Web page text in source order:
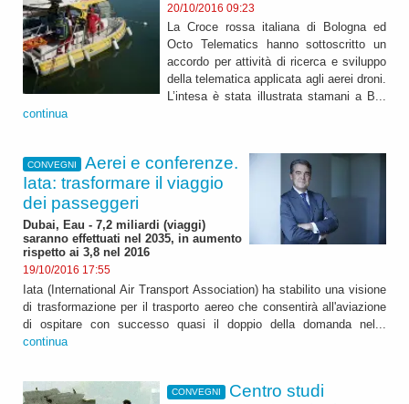
20/10/2016 09:23
La Croce rossa italiana di Bologna ed
Octo Telematics hanno sottoscritto un
accordo per attività di ricerca e sviluppo
della telematica applicata agli aerei droni.
L’intesa è stata illustrata stamani a B...
continua
CONVEGNI
Aerei e conferenze.
Iata: trasformare il viaggio
dei passeggeri
Dubai, Eau - 7,2 miliardi (viaggi)
saranno effettuati nel 2035, in aumento
rispetto ai 3,8 nel 2016
19/10/2016 17:55
Iata (International Air Transport Association) ha stabilito una visione
di trasformazione per il trasporto aereo che consentirà all'aviazione
di ospitare con successo quasi il doppio della domanda nel...
continua
CONVEGNI
Centro studi